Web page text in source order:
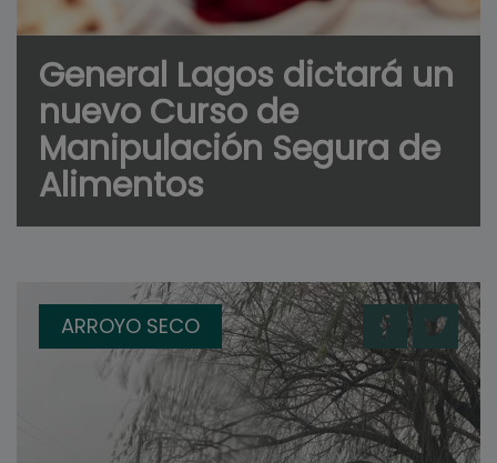
General Lagos dictará un
nuevo Curso de
Manipulación Segura de
Alimentos
ARROYO SECO